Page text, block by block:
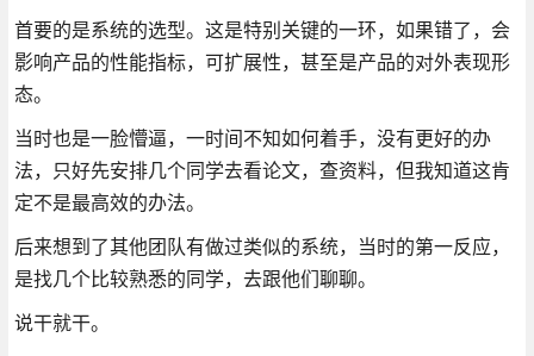
首要的是系统的选型。这是特别关键的一环，如果错了，会
影响产品的性能指标，可扩展性，甚至是产品的对外表现形
态。
当时也是一脸懵逼，一时间不知如何着手，没有更好的办
法，只好先安排几个同学去看论文，查资料，但我知道这肯
定不是最高效的办法。
后来想到了其他团队有做过类似的系统，当时的第一反应，
是找几个比较熟悉的同学，去跟他们聊聊。
说干就干。